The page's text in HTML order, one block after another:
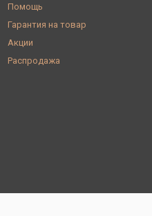
Помощь
Гарантия на товар
Акции
Распродажа